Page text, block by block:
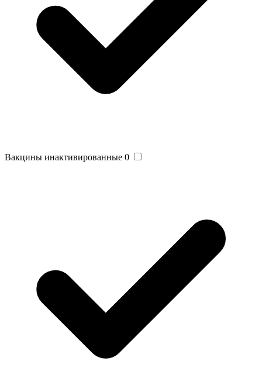
Вакцины инактивированные 0